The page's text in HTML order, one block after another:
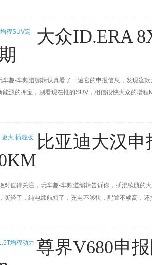
大众ID.ERA
车趣-车频道编辑认真看了一遍它的申报信息，发现这
能源的押宝，别看现在推的SUV，相信很快大众的增程
比亚迪大汉
对值得关注，玩车趣-车频道编辑告诉你，插混续航
买轻了，纯电续航短了，充电不够快，配置不够高，
尊界V680申